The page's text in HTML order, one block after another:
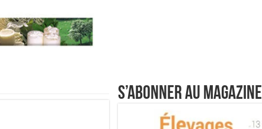
S’abonner au magazine